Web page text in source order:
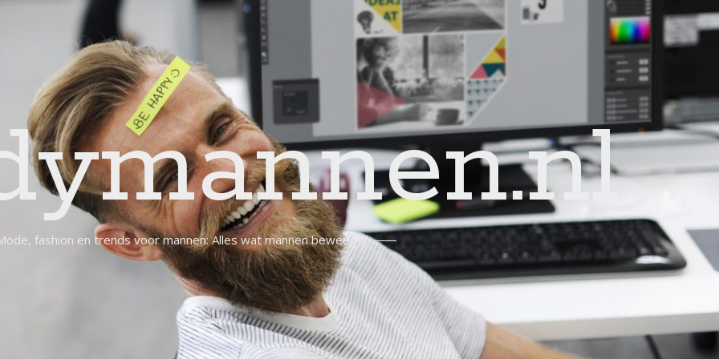
fashion en trends voor mannen: Alles wat mannen beweegt!